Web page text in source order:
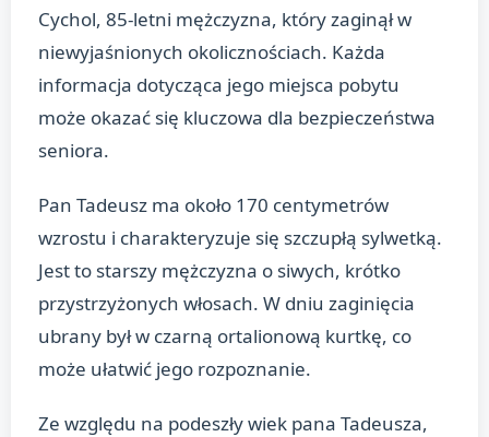
Cychol, 85-letni mężczyzna, który zaginął w
niewyjaśnionych okolicznościach. Każda
informacja dotycząca jego miejsca pobytu
może okazać się kluczowa dla bezpieczeństwa
seniora.
Pan Tadeusz ma około 170 centymetrów
wzrostu i charakteryzuje się szczupłą sylwetką.
Jest to starszy mężczyzna o siwych, krótko
przystrzyżonych włosach. W dniu zaginięcia
ubrany był w czarną ortalionową kurtkę, co
może ułatwić jego rozpoznanie.
Ze względu na podeszły wiek pana Tadeusza,